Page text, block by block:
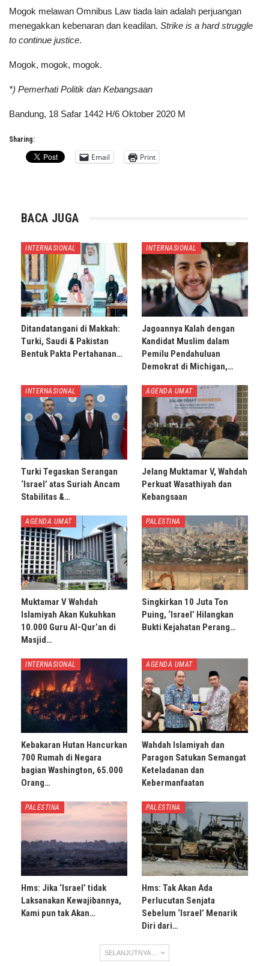
Mogok melawan Omnibus Law tiada lain adalah perjuangan
menegakkan kebenaran dan keadilan. Strike is a hard struggle
to continue justice.
Mogok, mogok, mogok.
*) Pemerhati Politik dan Kebangsaan
Bandung, 18 Safar 1442 H/6 Oktober 2020 M
Sharing:
Email Print
BACA JUGA
INTERNASIONAL
Ditandatangani di Makkah:
Turki, Saudi & Pakistan
Bentuk Pakta Pertahanan…
INTERNASIONAL
Jagoannya Kalah dengan
Kandidat Muslim dalam
Pemilu Pendahuluan
Demokrat di Michigan,…
INTERNASIONAL
Turki Tegaskan Serangan
‘Israel’ atas Suriah Ancam
Stabilitas &…
AGENDA UMAT
Jelang Muktamar V, Wahdah
Perkuat Wasathiyah dan
Kebangsaan
AGENDA UMAT
Muktamar V Wahdah
Islamiyah Akan Kukuhkan
10.000 Guru Al-Qur’an di
Masjid…
PALESTINA
Singkirkan 10 Juta Ton
Puing, ‘Israel’ Hilangkan
Bukti Kejahatan Perang…
INTERNASIONAL
Kebakaran Hutan Hancurkan
700 Rumah di Negara
bagian Washington, 65.000
Orang…
AGENDA UMAT
Wahdah Islamiyah dan
Paragon Satukan Semangat
Keteladanan dan
Kebermanfaatan
PALESTINA
Hms: Jika ‘Israel’ tidak
Laksanakan Kewajibannya,
Kami pun tak Akan…
PALESTINA
Hms: Tak Akan Ada
Perlucutan Senjata
Sebelum ‘Israel’ Menarik
Diri dari…
SELANJUTNYA ...